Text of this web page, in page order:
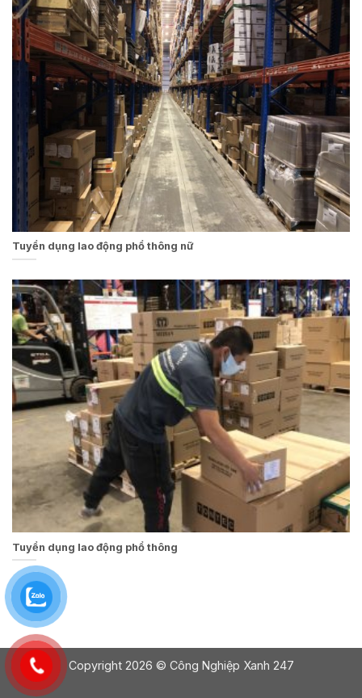
Tuyển dụng lao động phổ thông nữ
Tuyển dụng lao động phổ thông
Copyright 2026 © Công Nghiệp Xanh 247